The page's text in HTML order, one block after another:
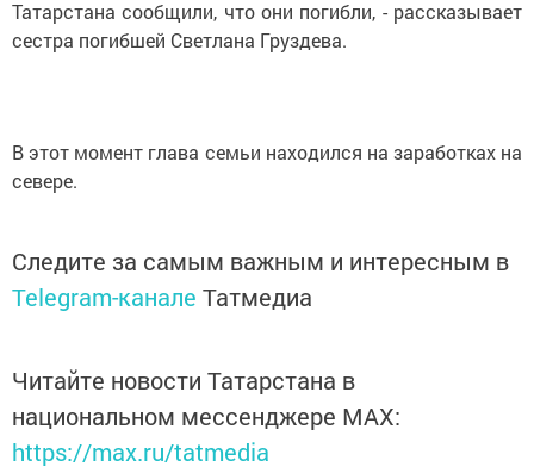
Татарстана сообщили, что они погибли, - рассказывает
сестра погибшей Светлана Груздева.
В этот момент глава семьи находился на заработках на
севере.
Следите за самым важным и интересным в
Telegram-канале Татмедиа
Читайте новости Татарстана в
национальном мессенджере MАХ:
https://max.ru/tatmedia